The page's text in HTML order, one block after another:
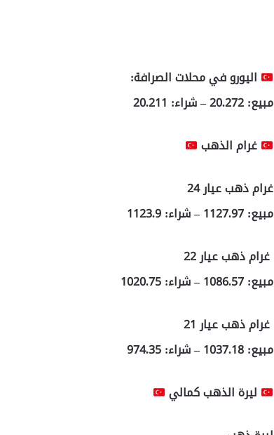
اليورو في محلات الصرافة:
مبيع: 20.272 – شراء: 20.211
غرام الذهب
غرام ذهب عيار 24
مبيع: 1127.97 – شراء: 1123.9
غرام ذهب عيار 22
مبيع: 1086.57 – شراء: 1020.75
غرام ذهب عيار 21
مبيع: 1037.18 – شراء: 974.35
ليرة الذهب كمالي